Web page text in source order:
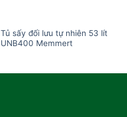
Tủ sấy đối lưu tự nhiên 53 lít
UNB400 Memmert